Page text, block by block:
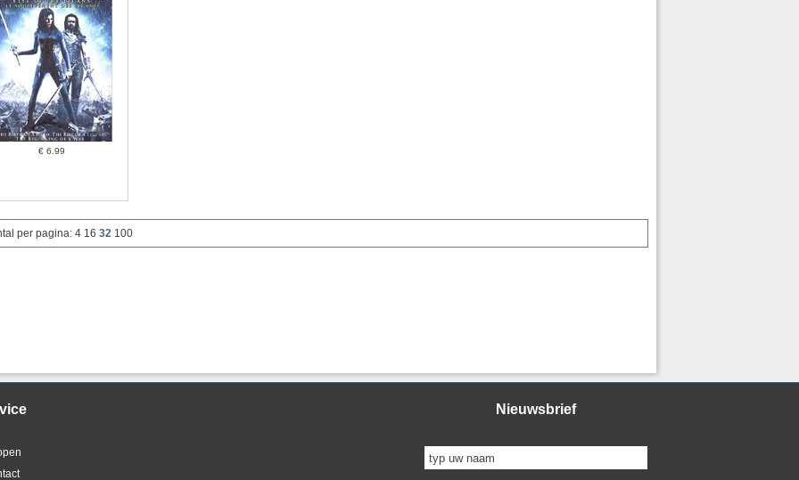
€ 6.99
per pagina:4 1632 100
Nieuwsbrief